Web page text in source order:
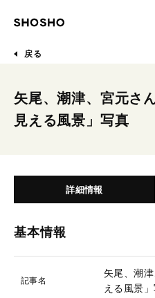
戻る
矢尾、潮津、宮元さ
見える風景」写真
詳細情報
基本情報
記事名
矢尾、潮
える風景